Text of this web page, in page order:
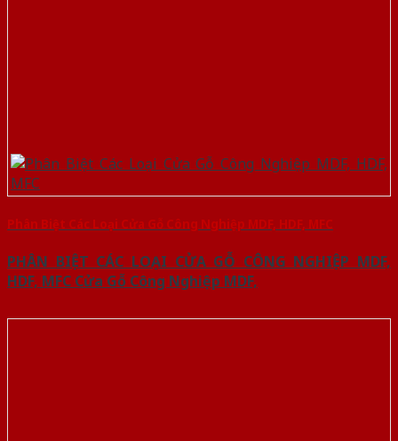
Phân Biệt Các Loại Cửa Gỗ Công Nghiệp MDF, HDF, MFC
PHÂN BIỆT CÁC LOẠI CỬA GỖ CÔNG NGHIỆP MDF,
HDF, MFC Cửa Gỗ Công Nghiệp MDF,